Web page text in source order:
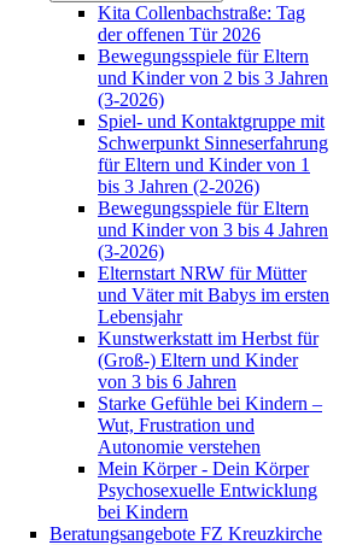
Kita Collenbachstraße: Tag
der offenen Tür 2026
Bewegungsspiele für Eltern
und Kinder von 2 bis 3 Jahren
(3-2026)
Spiel- und Kontaktgruppe mit
Schwerpunkt Sinneserfahrung
für Eltern und Kinder von 1
bis 3 Jahren (2-2026)
Bewegungsspiele für Eltern
und Kinder von 3 bis 4 Jahren
(3-2026)
Elternstart NRW für Mütter
und Väter mit Babys im ersten
Lebensjahr
Kunstwerkstatt im Herbst für
(Groß-) Eltern und Kinder
von 3 bis 6 Jahren
Starke Gefühle bei Kindern –
Wut, Frustration und
Autonomie verstehen
Mein Körper - Dein Körper
Psychosexuelle Entwicklung
bei Kindern
Beratungsangebote FZ Kreuzkirche